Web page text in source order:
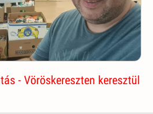
- Vöröskereszten keresztül